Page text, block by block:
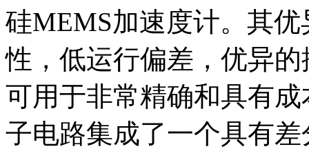
硅MEMS加速度计。其
性，低运行偏差，优异
可用于非常精确和具有
子电路集成了一个具有